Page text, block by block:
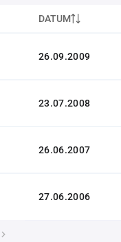
DATUM
26.09.2009
23.07.2008
26.06.2007
27.06.2006